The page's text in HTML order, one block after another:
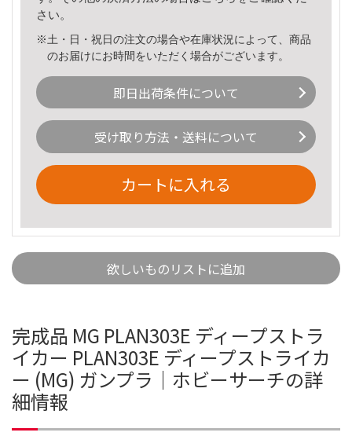
さい。
※土・日・祝日の注文の場合や在庫状況によって、商品
のお届けにお時間をいただく場合がございます。
即日出荷条件について
受け取り方法・送料について
カートに入れる
欲しいものリストに追加
完成品 MG PLAN303E ディープストラ
イカー PLAN303E ディープストライカ
ー (MG) ガンプラ｜ホビーサーチの詳
細情報